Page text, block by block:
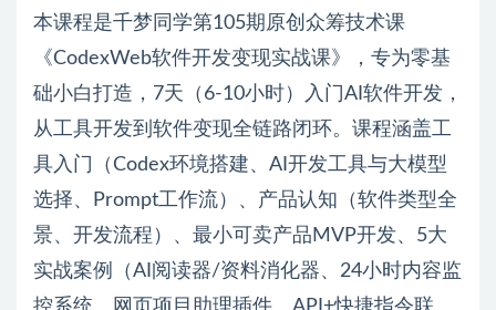
本课程是千梦同学第105期原创众筹技术课
《CodexWeb软件开发变现实战课》，专为零基
础小白打造，7天（6-10小时）入门AI软件开发，
从工具开发到软件变现全链路闭环。课程涵盖工
具入门（Codex环境搭建、AI开发工具与大模型
选择、Prompt工作流）、产品认知（软件类型全
景、开发流程）、最小可卖产品MVP开发、5大
实战案例（AI阅读器/资料消化器、24小时内容监